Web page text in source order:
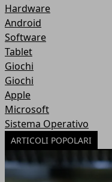
Hardware
Android
Software
Tablet
Giochi
Giochi
Apple
Microsoft
Sistema Operativo
ARTICOLI POPOLARI